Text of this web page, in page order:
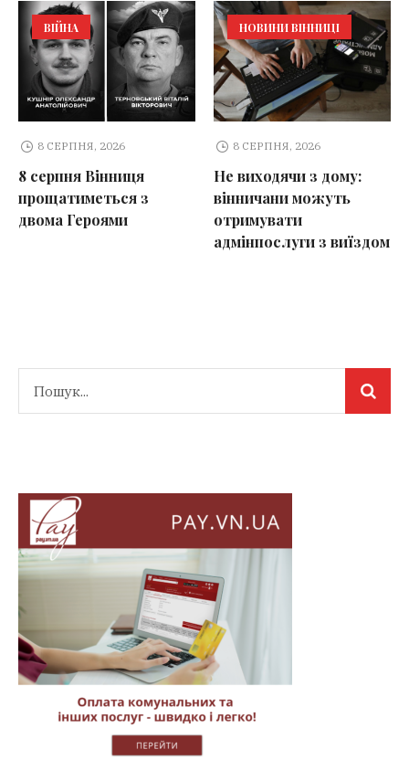
ВІЙНА
8 СЕРПНЯ, 2026
8 серпня Вінниця
прощатиметься з
двома Героями
НОВИНИ ВІННИЦІ
8 СЕРПНЯ, 2026
Не виходячи з дому:
вінничани можуть
отримувати
адмінпослуги з виїздом